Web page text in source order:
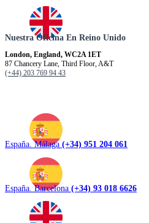
Nuestra Oficina En Reino Unido
London, England, WC2A 1ET
87 Chancery Lane, Third Floor, A&T
(+44) 203 769 94 43
España. Málaga (+34) 951 204 061
España. Barcelona (+34) 93 018 6626